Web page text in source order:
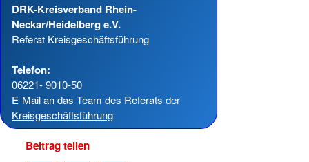
DRK-Kreisverband Rhein-
Neckar/Heidelberg e.V.
Referat Kreisgeschäftsführung
Telefon:
06221- 9010-50
E-Mail an das Team des Referats der
Kreisgeschäftsführung
Beitrag teilen